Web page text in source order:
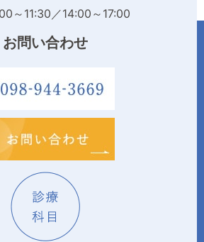
～11:30／14:00～17:00
お問い合わせ